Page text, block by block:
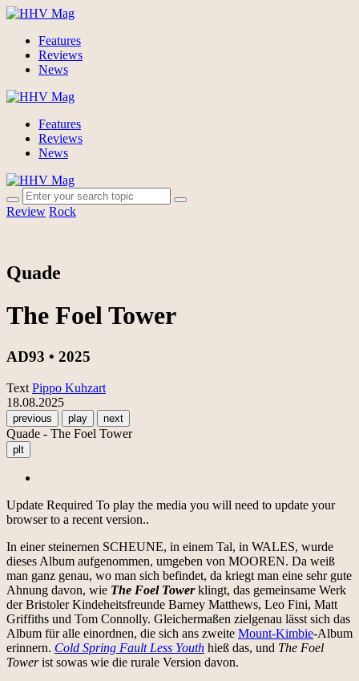
Features
Reviews
News
Features
Reviews
News
Review Rock
Quade
The Foel Tower
AD93 • 2025
Text Pippo Kuhzart
18.08.2025
previous play next
Quade - The Foel Tower
plt
Update Required To play the media you will need to update your
browser to a recent version..
In einer steinernen SCHEUNE, in einem Tal, in WALES, wurde
dieses Album aufgenommen, umgeben von MOOREN. Da weiß
man ganz genau, wo man sich befindet, da kriegt man eine sehr gute
Ahnung davon, wie The Foel Towerklingt, das gemeinsame Werk
der Bristoler Kindeheitsfreunde Barney Matthews, Leo Fini, Matt
Griffiths und Tom Connolly. Gleichermaßen zielgenau lässt sich das
Album für alle einordnen, die sich ans zweite Mount-Kimbie-Album
erinnern. Cold Spring Fault Less Youth hieß das, und The Foel
Towerist sowas wie die rurale Version davon.